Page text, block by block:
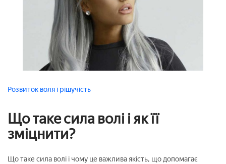
Розвиток воля і рішучість
Що таке сила волі і як її
зміцнити?
Що таке сила волі і чому це важлива якість, що допомагає